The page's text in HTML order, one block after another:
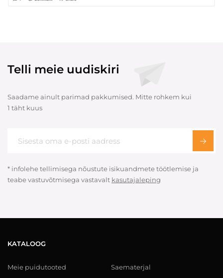
Telli meie uudiskiri
Saadame ainult parimad pakkumised. Mitte rohkem kui
1 täht kuus
* infolehe tellimisega nõustute isikuandmete töötlemise ja
teabe vastuvõtmisega vastavalt kasutajaleping
KATALOOG
Meie puidutooted Saematerjal